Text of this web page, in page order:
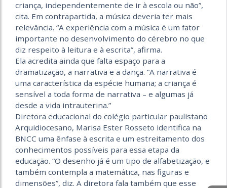
criança, independentemente de ir à escola ou não”,
cita. Em contrapartida, a música deveria ter mais
relevância. “A experiência com a música é um fator
importante no desenvolvimento do cérebro no que
diz respeito à leitura e à escrita”, afirma.
Ela acredita ainda que falta espaço para a
dramatização, a narrativa e a dança. “A narrativa é
uma característica da espécie humana; a criança é
sensível a toda forma de narrativa – e algumas já
desde a vida intrauterina.”
Diretora educacional do colégio particular paulistano
Arquidiocesano, Marisa Ester Rosseto identifica na
BNCC uma ênfase à escrita e um estreitamento dos
conhecimentos possíveis para essa etapa da
educação. “O desenho já é um tipo de alfabetização, e
também contempla a matemática, nas figuras e
dimensões”, diz. A diretora fala também que esse